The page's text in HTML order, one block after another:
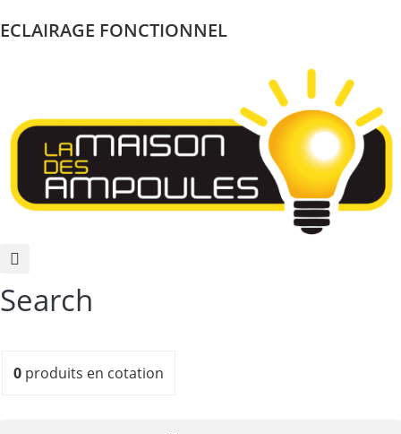
ECLAIRAGE FONCTIONNEL
Search
0 produits en cotation